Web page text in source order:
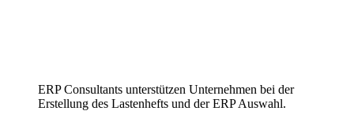
ERP Consultants unterstützen Unternehmen bei der
Erstellung des Lastenhefts und der ERP Auswahl.